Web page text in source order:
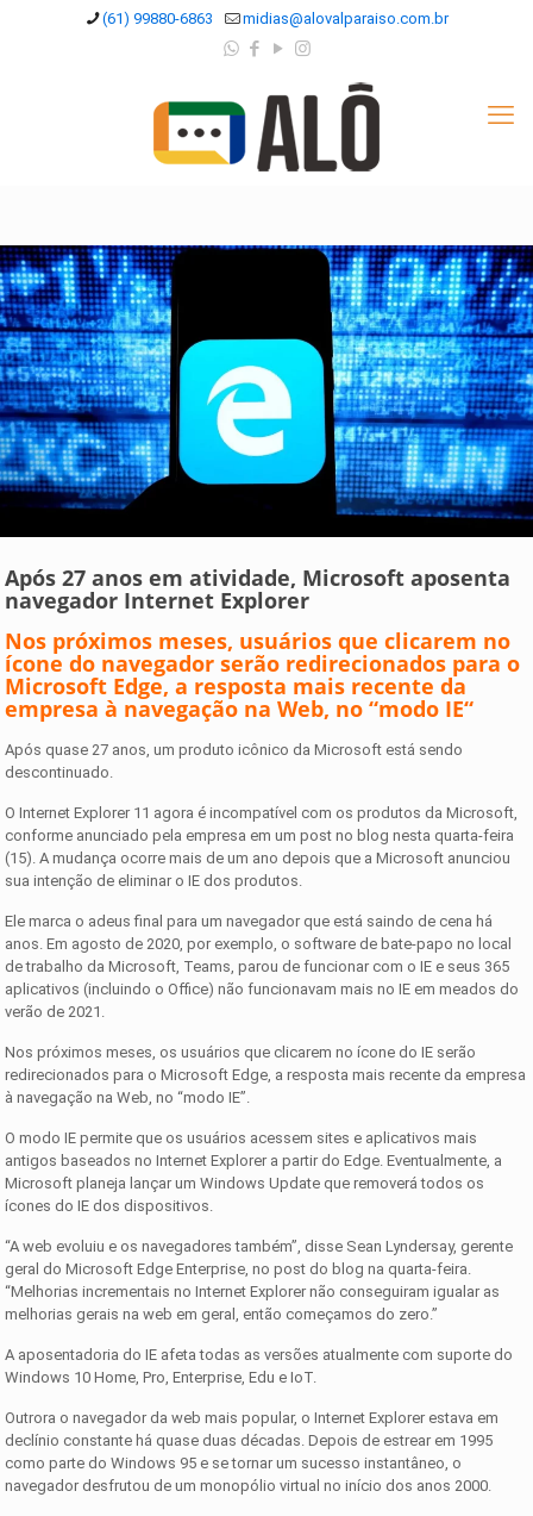
(61) 99880-6863 midias@alovalparaiso.com.br
Após 27 anos em atividade, Microsoft aposenta
navegador Internet Explorer
Nos próximos meses, usuários que clicarem no
ícone do navegador serão redirecionados para o
Microsoft Edge, a resposta mais recente da
empresa à navegação na Web, no “modo IE“
Após quase 27 anos, um produto icônico da Microsoft está sendo
descontinuado.
O Internet Explorer 11 agora é incompatível com os produtos da Microsoft,
conforme anunciado pela empresa em um post no blog nesta quarta-feira
(15). A mudança ocorre mais de um ano depois que a Microsoft anunciou
sua intenção de eliminar o IE dos produtos.
Ele marca o adeus final para um navegador que está saindo de cena há
anos. Em agosto de 2020, por exemplo, o software de bate-papo no local
de trabalho da Microsoft, Teams, parou de funcionar com o IE e seus 365
aplicativos (incluindo o Office) não funcionavam mais no IE em meados do
verão de 2021.
Nos próximos meses, os usuários que clicarem no ícone do IE serão
redirecionados para o Microsoft Edge, a resposta mais recente da empresa
à navegação na Web, no “modo IE”.
O modo IE permite que os usuários acessem sites e aplicativos mais
antigos baseados no Internet Explorer a partir do Edge. Eventualmente, a
Microsoft planeja lançar um Windows Update que removerá todos os
ícones do IE dos dispositivos.
“A web evoluiu e os navegadores também”, disse Sean Lyndersay, gerente
geral do Microsoft Edge Enterprise, no post do blog na quarta-feira.
“Melhorias incrementais no Internet Explorer não conseguiram igualar as
melhorias gerais na web em geral, então começamos do zero.”
A aposentadoria do IE afeta todas as versões atualmente com suporte do
Windows 10 Home, Pro, Enterprise, Edu e IoT.
Outrora o navegador da web mais popular, o Internet Explorer estava em
declínio constante há quase duas décadas. Depois de estrear em 1995
como parte do Windows 95 e se tornar um sucesso instantâneo, o
navegador desfrutou de um monopólio virtual no início dos anos 2000.